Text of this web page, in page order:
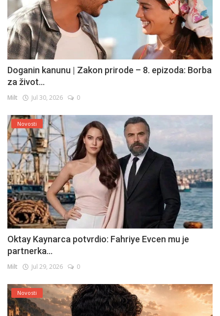
Doganin kanunu | Zakon prirode – 8. epizoda: Borba
za život...
Milt Jul 30, 2026 0
Novosti
Oktay Kaynarca potvrdio: Fahriye Evcen mu je
partnerka...
Milt Jul 29, 2026 0
Novosti